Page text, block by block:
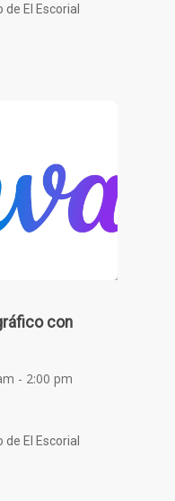
El Escorial
con
- 2:00 pm
El Escorial